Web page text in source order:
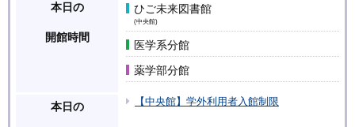
本日の
開館時間
ひご未来図書館
(中央館)
医学系分館
薬学部分館
本日の 【中央館】学外利用者入館制限